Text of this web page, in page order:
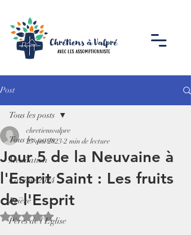
Post
Tous les posts
Méditation
Carême 2024
Prière
Pères de l'Eglise
Tous les posts
Jour 5 de la Neuvaine à
l'Esprit Saint : Les fruits
de l'Esprit
chretiensvalpre
23 mai 2023 2 min de lecture
Noté NaN étoiles sur 5.